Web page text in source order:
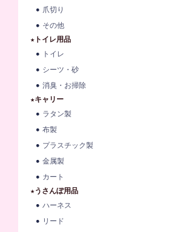
爪切り
その他
★トイレ用品
トイレ
シーツ・砂
消臭・お掃除
★キャリー
ラタン製
布製
プラスチック製
金属製
カート
★うさんぽ用品
ハーネス
リード